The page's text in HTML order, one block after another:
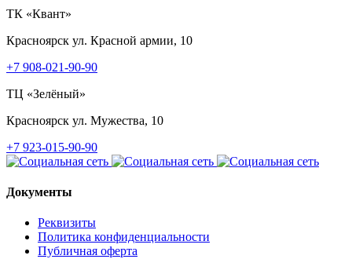
ТК «Квант»
Красноярск ул. Красной армии, 10
+7 908-021-90-90
ТЦ «Зелёный»
Красноярск ул. Мужества, 10
+7 923-015-90-90
Документы
Реквизиты
Политика конфиденциальности
Публичная оферта